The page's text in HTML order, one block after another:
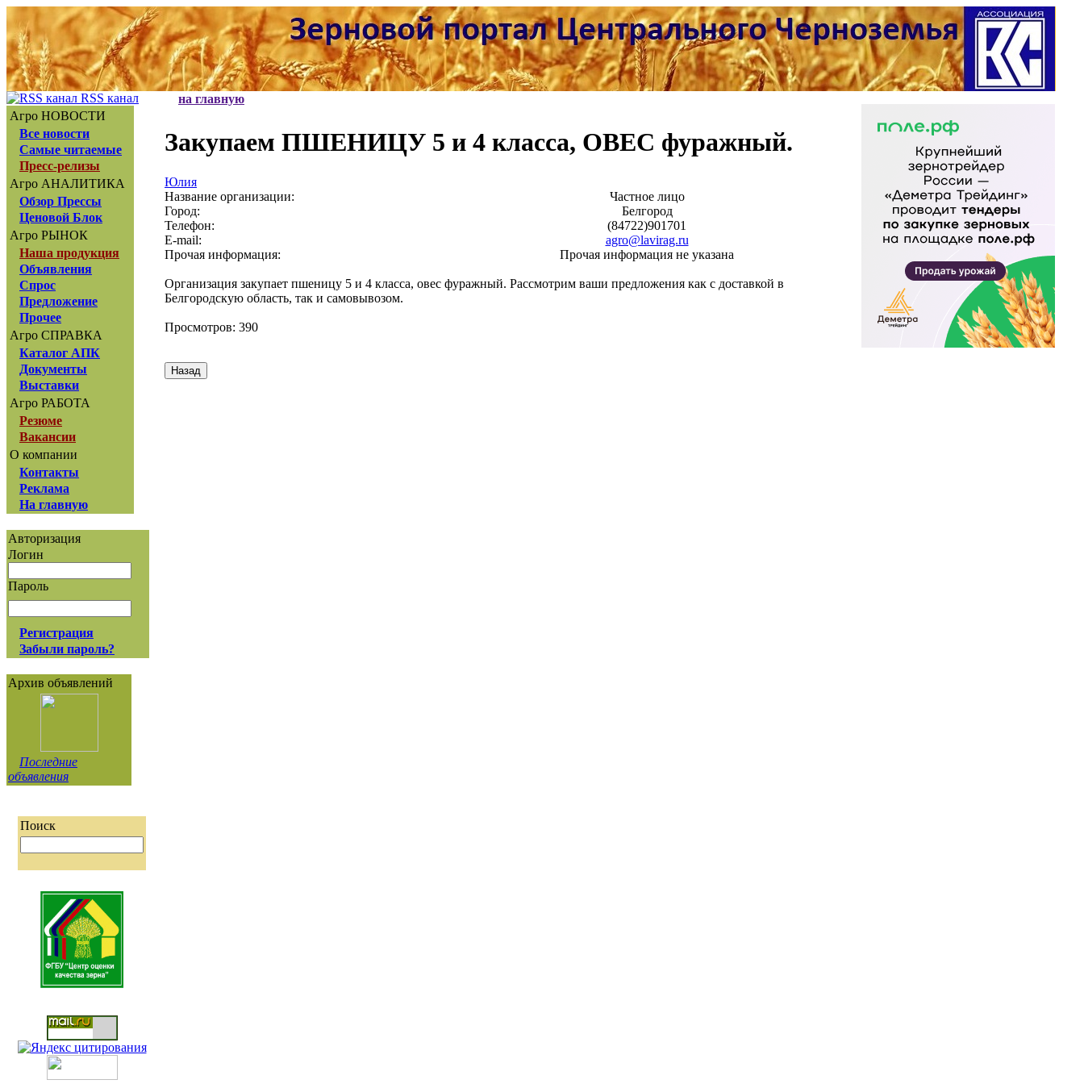
RSS канал
Агро НОВОСТИ
Все новости
Самые читаемые
Пресс-релизы
Агро АНАЛИТИКА
Обзор Прессы
Ценовой Блок
Агро РЫНОК
Наша продукция
Объявления
Спрос
Предложение
Прочее
Агро СПРАВКА
Каталог АПК
Документы
Выставки
Агро РАБОТА
Резюме
Вакансии
О компании
Контакты
Реклама
На главную
Авторизация
Логин
Пароль
Регистрация
Забыли пароль?
Архив объявлений
Последние
объявления
Поиск
на главную
Закупаем ПШЕНИЦУ 5 и 4 класса, ОВЕС фуражный.
Юлия
Название организации:
Частное лицо
Город:
Белгород
Телефон:
(84722)901701
E-mail:
agro@lavirag.ru
Прочая информация:
Прочая информация не указана
Организация закупает пшеницу 5 и 4 класса, овес фуражный. Рассмотрим ваши предложения как с доставкой в
Белгородскую область, так и самовывозом.
Просмотров: 390